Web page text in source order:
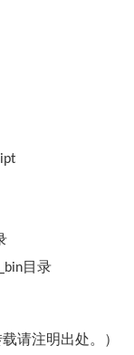
目录
请注明出处。）